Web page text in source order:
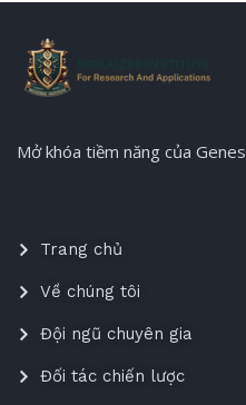
Mở khóa tiềm năng của Genes
Trang chủ
Về chúng tôi
Đội ngũ chuyên gia
Đối tác chiến lược